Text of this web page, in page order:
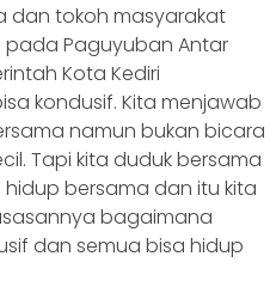
dan tokoh masyarakat
Paguyuban Antar
Kota Kediri
kondusif. Kita menjawab
namun bukan bicara
Tapi kita duduk bersama
bersama dan itu kita
bagaimana
dan semua bisa hidup